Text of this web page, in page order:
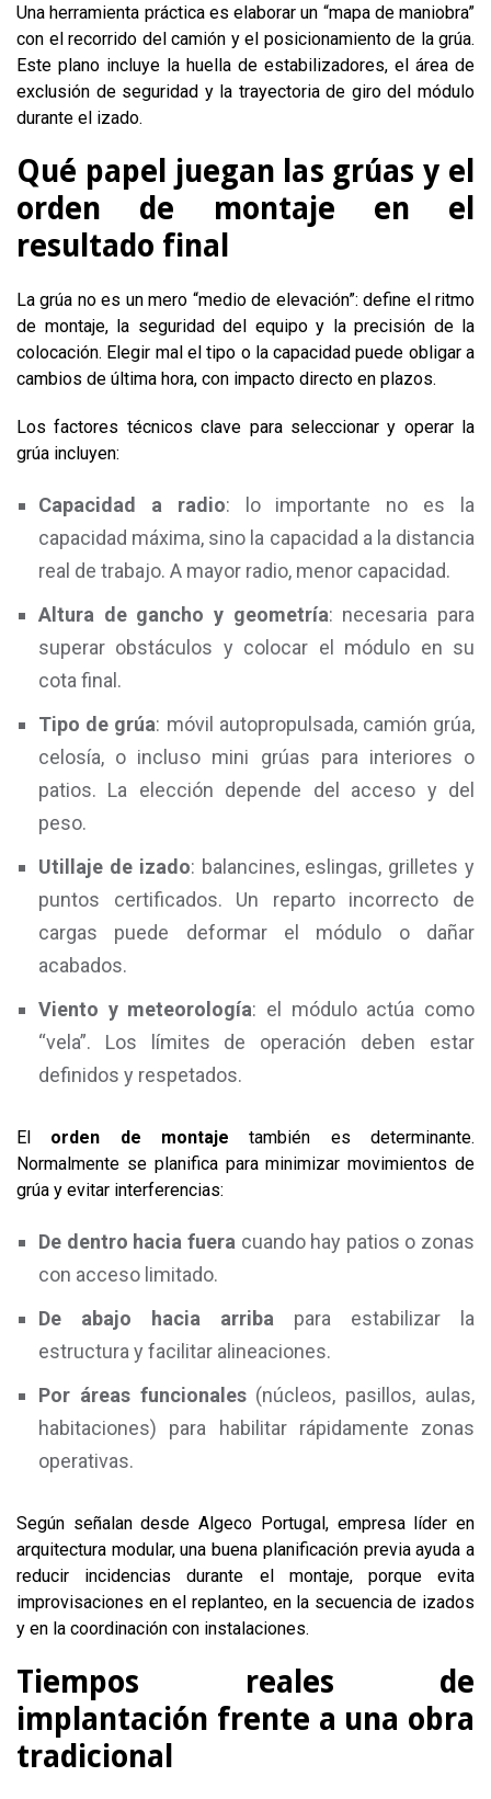
Una herramienta práctica es elaborar un “mapa de maniobra”
con el recorrido del camión y el posicionamiento de la grúa.
Este plano incluye la huella de estabilizadores, el área de
exclusión de seguridad y la trayectoria de giro del módulo
durante el izado.
Qué papel juegan las grúas y el
orden de montaje en el
resultado final
La grúa no es un mero “medio de elevación”: define el ritmo
de montaje, la seguridad del equipo y la precisión de la
colocación. Elegir mal el tipo o la capacidad puede obligar a
cambios de última hora, con impacto directo en plazos.
Los factores técnicos clave para seleccionar y operar la
grúa incluyen:
Capacidad a radio: lo importante no es la
capacidad máxima, sino la capacidad a la distancia
real de trabajo. A mayor radio, menor capacidad.
Altura de gancho y geometría: necesaria para
superar obstáculos y colocar el módulo en su
cota final.
Tipo de grúa: móvil autopropulsada, camión grúa,
celosía, o incluso mini grúas para interiores o
patios. La elección depende del acceso y del
peso.
Utillaje de izado: balancines, eslingas, grilletes y
puntos certificados. Un reparto incorrecto de
cargas puede deformar el módulo o dañar
acabados.
Viento y meteorología: el módulo actúa como
“vela”. Los límites de operación deben estar
definidos y respetados.
El orden de montaje también es determinante.
Normalmente se planifica para minimizar movimientos de
grúa y evitar interferencias:
De dentro hacia fuera cuando hay patios o zonas
con acceso limitado.
De abajo hacia arriba para estabilizar la
estructura y facilitar alineaciones.
Por áreas funcionales(núcleos, pasillos, aulas,
habitaciones) para habilitar rápidamente zonas
operativas.
Según señalan desde Algeco Portugal, empresa líder en
arquitectura modular, una buena planificación previa ayuda a
reducir incidencias durante el montaje, porque evita
improvisaciones en el replanteo, en la secuencia de izados
y en la coordinación con instalaciones.
Tiempos reales de
implantación frente a una obra
tradicional